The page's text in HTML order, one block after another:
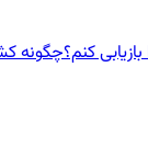
کنم؟چگونه